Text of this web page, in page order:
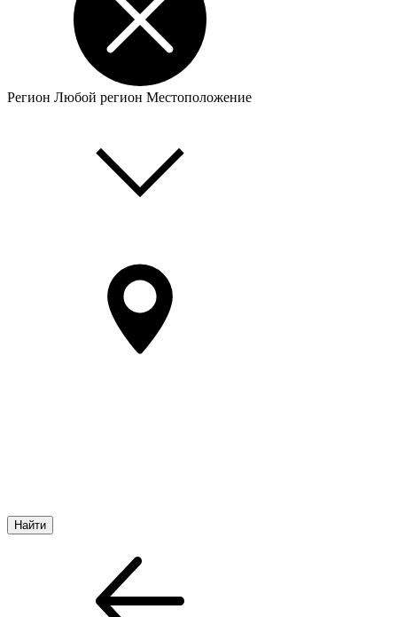
Регион Любой регион Местоположение